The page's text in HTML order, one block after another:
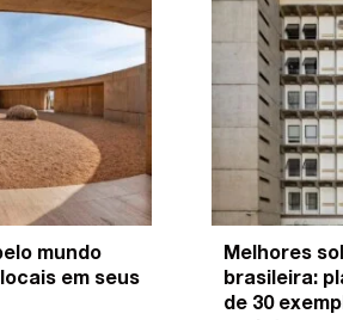
mundo
em seus
Melhores
brasileira:
de 30